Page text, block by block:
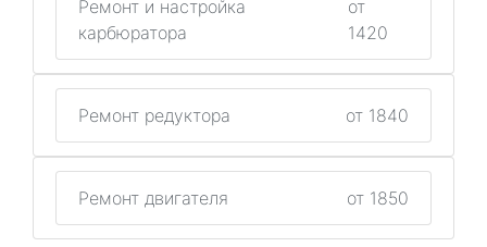
Ремонт и настройка
карбюратора
от
1420
Ремонт редуктора от 1840
Ремонт двигателя от 1850